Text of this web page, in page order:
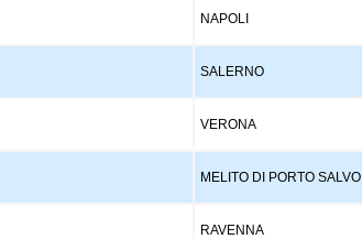
NAPOLI
SALERNO
VERONA
MELITO DI PORTO SALVO
RAVENNA